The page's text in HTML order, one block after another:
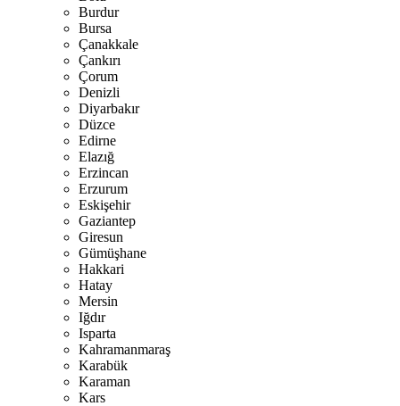
Burdur
Bursa
Çanakkale
Çankırı
Çorum
Denizli
Diyarbakır
Düzce
Edirne
Elazığ
Erzincan
Erzurum
Eskişehir
Gaziantep
Giresun
Gümüşhane
Hakkari
Hatay
Mersin
Iğdır
Isparta
Kahramanmaraş
Karabük
Karaman
Kars